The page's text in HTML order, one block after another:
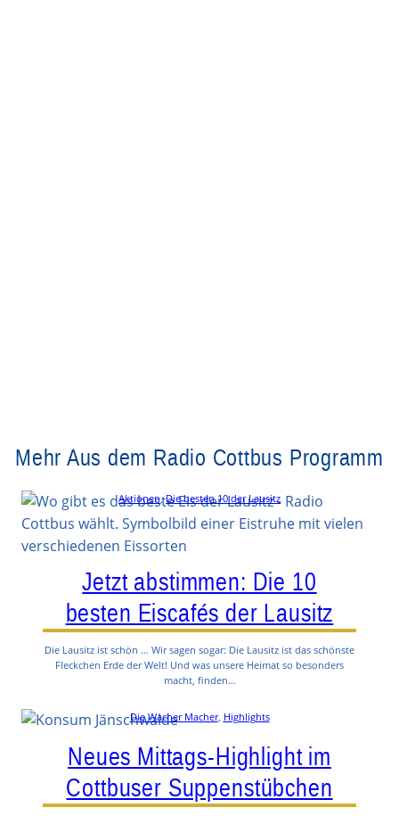
Mehr Aus dem Radio Cottbus Programm
Aktionen, Die besten 10 der Lausitz
Jetzt abstimmen: Die 10
besten Eiscafés der Lausitz
Die Lausitz ist schön … Wir sagen sogar: Die Lausitz ist das schönste
Fleckchen Erde der Welt! Und was unsere Heimat so besonders
macht, finden…
Die Wacher Macher, Highlights
Neues Mittags-Highlight im
Cottbuser Suppenstübchen